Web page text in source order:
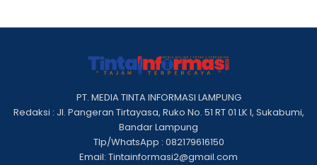
PT. MEDIA TINTA INFORMASI LAMPUNG
Redaksi : Jl. Pangeran Tirtayasa, Ruko No. 51 RT 01 LK I, Sukabumi,
Bandar Lampung
Tlp/WhatsApp : 082179616150
Email: Tintainformasi2@gmail.com